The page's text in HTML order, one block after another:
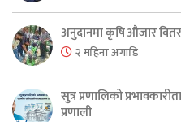
अनुदानमा कृषि औजार
२ महिना अगाडि
सुत्र प्रणालिको
प्रणाली